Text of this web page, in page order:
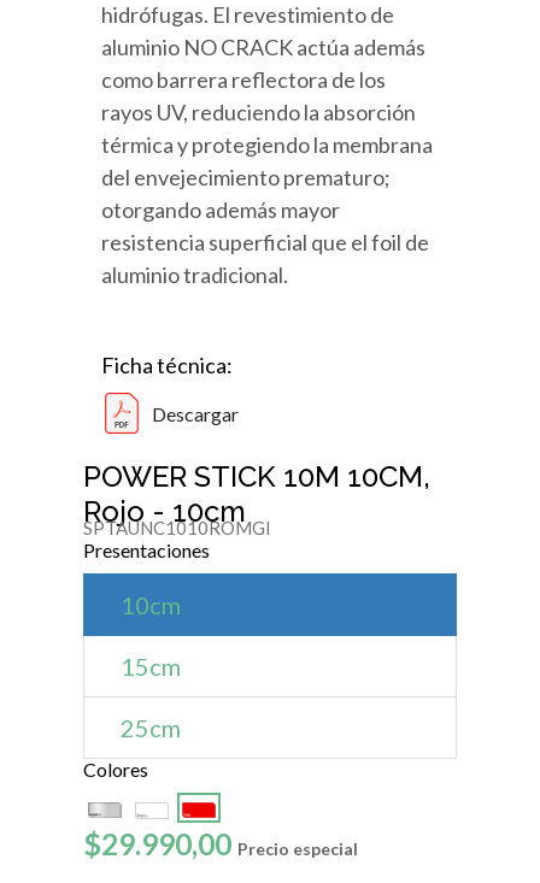
hidrófugas. El revestimiento de
aluminio NO CRACK actúa además
como barrera reflectora de los
rayos UV, reduciendo la absorción
térmica y protegiendo la membrana
del envejecimiento prematuro;
otorgando además mayor
resistencia superficial que el foil de
aluminio tradicional.
Ficha técnica:
Descargar
POWER STICK 10M 10CM,
Rojo - 10cm
SPTAUNC1010ROMGI
Presentaciones
10cm
15cm
25cm
Colores
$29.990,00 Precio especial